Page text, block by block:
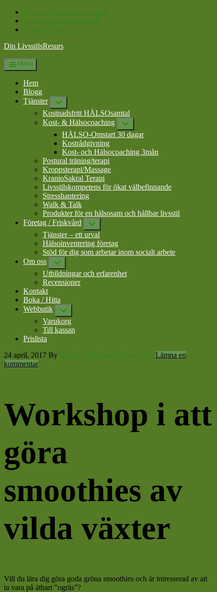
Hoppa till huvudnavigering
Hoppa till huvudinnehåll
Hoppa till sidfot
Din LivsstilsResurs
Menu
Hem
Blogg
Tjänster
Kostnadsfritt HÄLSOsamtal
Kost- & Hälsocoaching
HÄLSO-Omstart 30 dagar
Kostrådgivning
Kost- och Hälsocoaching 3mån
Postural träning/terapi
Kroppsterapi/Massage
KranioSakral Terapi
Livsstilskompetens för ökat välbefinnande
Stresshantering
Walk & Talk
Produkter för en hälsosam och hållbar livsstil
Företag / Friskvård
Tjänster – ett urval
Hälsoinventering företag
Stöd för dig som arbetar inom socialt arbete
Om oss
Utbildningar och erfarenhet
Recensioner
Kontakt
Boka / Hitta
Webbutik
Varukorg
Till kassan
Prislista
24 april, 2017 By Din LivsstilsResurs Nina Plato Lämna en
kommentar
Workshop i att
göra
smoothies av
vilda växter
Vill du lära dig göra goda gröna smoothies och är intresserad av att
ta vara på ätbart ”ogräs”?